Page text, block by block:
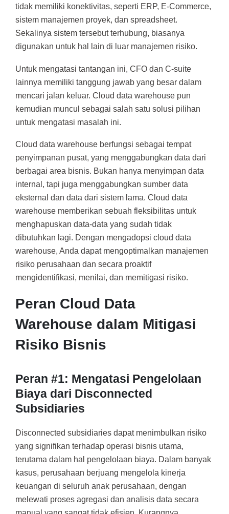
tidak memiliki konektivitas, seperti ERP, E-Commerce,
sistem manajemen proyek, dan spreadsheet.
Sekalinya sistem tersebut terhubung, biasanya
digunakan untuk hal lain di luar manajemen risiko.
Untuk mengatasi tantangan ini, CFO dan C-suite
lainnya memiliki tanggung jawab yang besar dalam
mencari jalan keluar. Cloud data warehouse pun
kemudian muncul sebagai salah satu solusi pilihan
untuk mengatasi masalah ini.
Cloud data warehouse berfungsi sebagai tempat
penyimpanan pusat, yang menggabungkan data dari
berbagai area bisnis. Bukan hanya menyimpan data
internal, tapi juga menggabungkan sumber data
eksternal dan data dari sistem lama. Cloud data
warehouse memberikan sebuah fleksibilitas untuk
menghapuskan data-data yang sudah tidak
dibutuhkan lagi. Dengan mengadopsi cloud data
warehouse, Anda dapat mengoptimalkan manajemen
risiko perusahaan dan secara proaktif
mengidentifikasi, menilai, dan memitigasi risiko.
Peran Cloud Data
Warehouse dalam Mitigasi
Risiko Bisnis
Peran #1: Mengatasi Pengelolaan
Biaya dari Disconnected
Subsidiaries
Disconnected subsidiaries dapat menimbulkan risiko
yang signifikan terhadap operasi bisnis utama,
terutama dalam hal pengelolaan biaya. Dalam banyak
kasus, perusahaan berjuang mengelola kinerja
keuangan di seluruh anak perusahaan, dengan
melewati proses agregasi dan analisis data secara